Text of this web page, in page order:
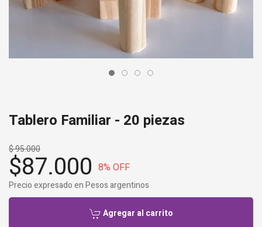
Tablero Familiar - 20 piezas
$ 95.000
$87.000 8% OFF
Precio expresado en Pesos argentinos
Agregar al carrito